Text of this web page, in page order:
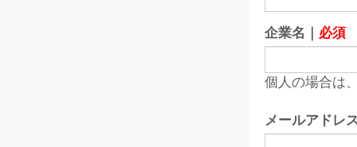
企業名｜ 必須
個人の場合は
メールアドレ